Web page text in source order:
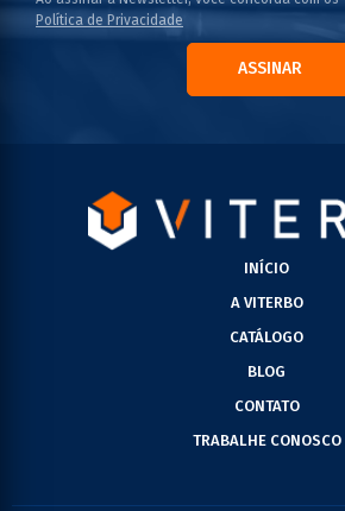
Política de Privacidade
ASSINAR
INÍCIO
A VITERBO
CATÁLOGO
BLOG
CONTATO
TRABALHE CONOSCO